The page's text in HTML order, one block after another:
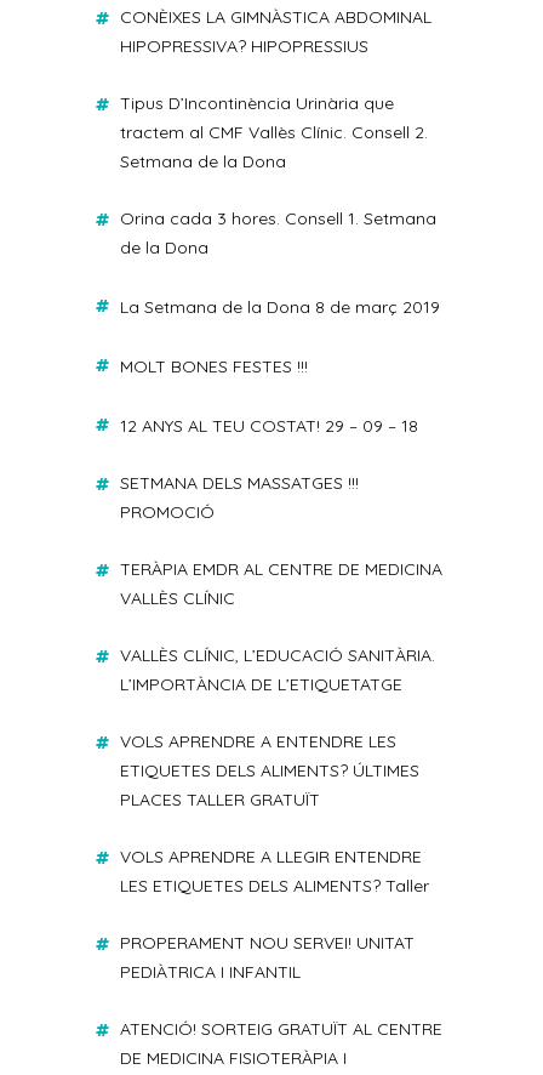
CONÈIXES LA GIMNÀSTICA ABDOMINAL
HIPOPRESSIVA? HIPOPRESSIUS
Tipus D’Incontinència Urinària que
tractem al CMF Vallès Clínic. Consell 2.
Setmana de la Dona
Orina cada 3 hores. Consell 1. Setmana
de la Dona
La Setmana de la Dona 8 de març 2019
MOLT BONES FESTES !!!
12 ANYS AL TEU COSTAT! 29 – 09 – 18
SETMANA DELS MASSATGES !!!
PROMOCIÓ
TERÀPIA EMDR AL CENTRE DE MEDICINA
VALLÈS CLÍNIC
VALLÈS CLÍNIC, L’EDUCACIÓ SANITÀRIA.
L’IMPORTÀNCIA DE L’ETIQUETATGE
VOLS APRENDRE A ENTENDRE LES
ETIQUETES DELS ALIMENTS? ÚLTIMES
PLACES TALLER GRATUÏT
VOLS APRENDRE A LLEGIR ENTENDRE
LES ETIQUETES DELS ALIMENTS? Taller
PROPERAMENT NOU SERVEI! UNITAT
PEDIÀTRICA I INFANTIL
ATENCIÓ! SORTEIG GRATUÏT AL CENTRE
DE MEDICINA FISIOTERÀPIA I